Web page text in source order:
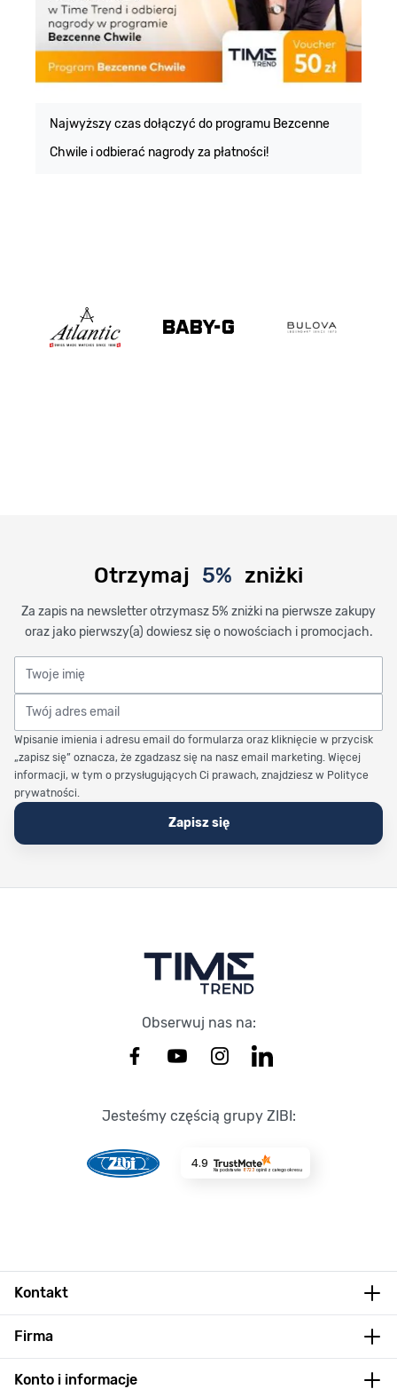
Najwyższy czas dołączyć do programu Bezcenne
Chwile i odbierać nagrody za płatności!
Otrzymaj 5% zniżki
Za zapis na newsletter otrzymasz 5% zniżki na pierwsze zakupy
oraz jako pierwszy(a) dowiesz się o nowościach i promocjach.
Twoje imię
Twój adres email
Wpisanie imienia i adresu email do formularza oraz kliknięcie w przycisk
„zapisz się” oznacza, że zgadzasz się na nasz email marketing. Więcej
informacji, w tym o przysługujących Ci prawach, znajdziesz w Polityce
prywatności.
Zapisz się
Obserwuj nas na:
Jesteśmy częścią grupy ZIBI:
4.9
Na podstawie 8723 opinii z całego okresu
Kontakt
Firma
Konto i informacje